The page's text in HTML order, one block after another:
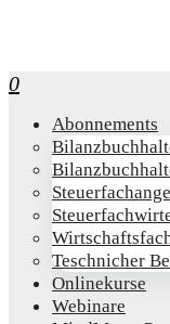
0
Abon­ne­ments
Teschni­cher
Online­kur­se
Web­i­na­re